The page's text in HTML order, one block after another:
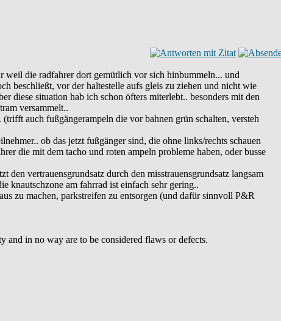
weil die radfahrer dort gemütlich vor sich hinbummeln... und
beschließt, vor der haltestelle aufs gleis zu ziehen und nicht wie
diese situation hab ich schon öfters miterlebt.. besonders mit den
versammelt..
auch fußgängerampeln die vor bahnen grün schalten, versteh
ob das jetzt fußgänger sind, die ohne links/rechts schauen
die mit dem tacho und roten ampeln probleme haben, oder busse
den vertrauensgrundsatz durch den misstrauensgrundsatz langsam
knautschzone am fahrrad ist einfach sehr gering..
zu machen, parkstreifen zu entsorgen (und dafür sinnvoll P&R
and in no way are to be considered flaws or defects.